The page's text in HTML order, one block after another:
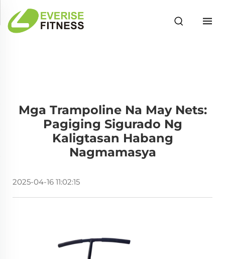
Mga Trampoline Na May Nets:
Pagiging Sigurado Ng
Kaligtasan Habang
Nagmamasya
2025-04-16 11:02:15